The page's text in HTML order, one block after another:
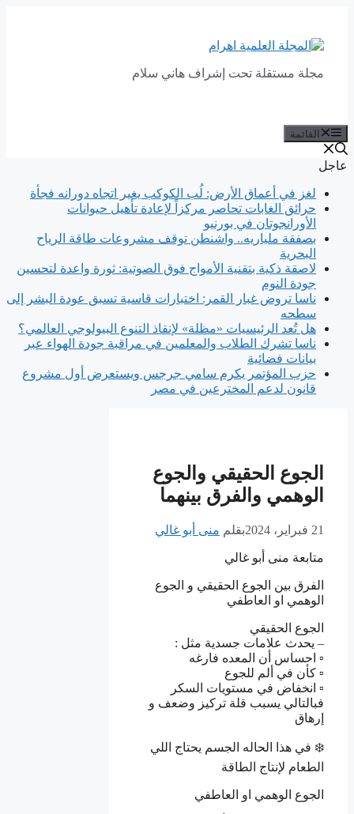
المحتوى
مجلة مستقلة تحت إشراف هاني سلام
القائمة
عاجل
لغز في أعماق الأرض: لُب الكوكب يغير اتجاه دورانه فجأة
حرائق الغابات تحاصر مركزاً لإعادة تأهيل حيوانات
الأورانجوتان في بورنيو
بصفقة ملياريه.. واشنطن توقف مشروعات طاقة الرياح
البحرية
لاصقة ذكية بتقنية الأمواج فوق الصوتية: ثورة واعدة لتحسين
جودة النوم
ناسا تروض غبار القمر: اختبارات قاسية تسبق عودة البشر إلى
سطحه
هل تُعد الرئيسيات «مظلة» لإنقاذ التنوع البيولوجي العالمي؟
ناسا تشرك الطلاب والمعلمين في مراقبة جودة الهواء عبر
بيانات فضائية
حزب المؤتمر يكرم سامي جرجس ويستعرض أول مشروع
قانون لدعم المخترعين في مصر
الجوع الحقيقي والجوع
الوهمي والفرق بينهما
21 فبراير، 2024 بقلم منى أبو غالي
متابعة منى أبو غالي
الفرق بين الجوع الحقيقي و الجوع
الوهمي او العاطفي
الجوع الحقيقي
– يحدث علامات جسدية مثل :
▫️ احساس أن المعده فارغه
▫️ كأن في ألم للجوع
▫️ انخفاض في مستويات السكر
فبالتالي يسبب قلة تركيز وضعف و
إرهاق
❄️ في هذا الحاله الجسم يحتاج اللي
الطعام لإنتاج الطاقة
الجوع الوهمي او العاطفي